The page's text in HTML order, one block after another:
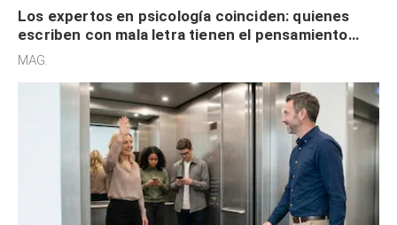
Los expertos en psicología coinciden: quienes
escriben con mala letra tienen el pensamiento
acelerado y no lo hacen por desinterés
MAG.